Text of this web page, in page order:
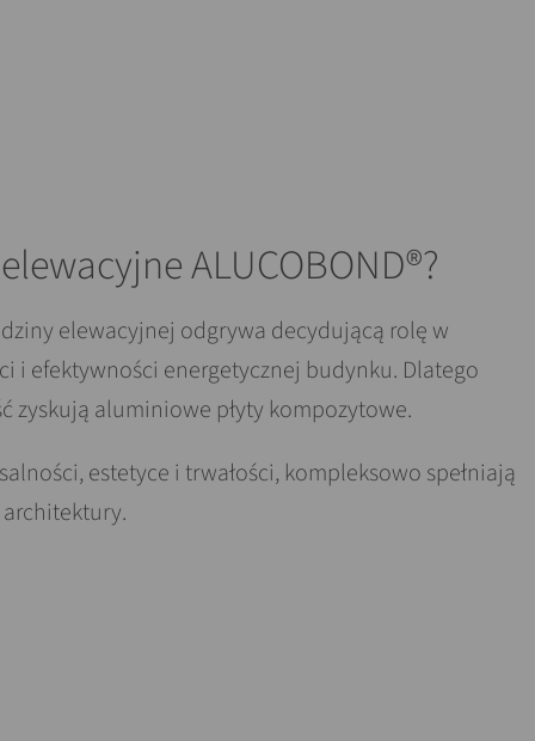
ALUCOBOND®?
elewacyjnej odgrywa decydującą rolę w
i efektywności energetycznej budynku. Dlatego
zyskują aluminiowe płyty kompozytowe.
estetyce i trwałości, kompleksowo spełniają